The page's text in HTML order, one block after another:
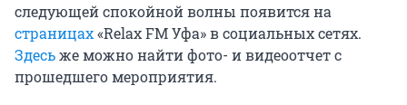
следующей спокойной волны появится на
страницах«Relax FM Уфа» в социальных сетях.
Здесьже можно найти фото- и видеоотчет с
прошедшего мероприятия.